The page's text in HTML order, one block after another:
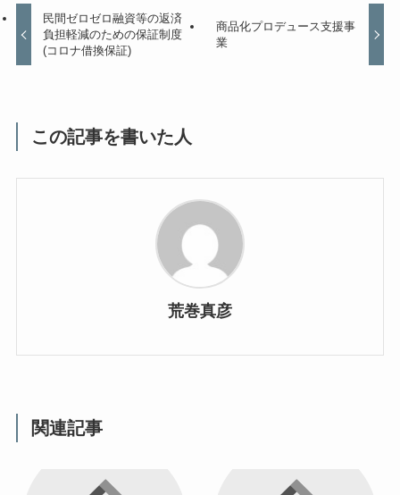
民間ゼロゼロ融資等の返済
負担軽減のための保証制度
(コロナ借換保証)
商品化プロデュース支援事
業
この記事を書いた人
荒巻真彦
関連記事